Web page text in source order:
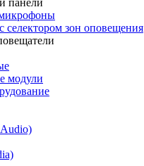
панели
зон оповещения
модули